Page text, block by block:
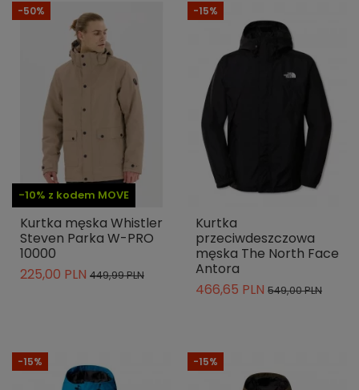
-10% z kodem MOVE
-50%
Kurtka męska Whistler
Steven Parka W-PRO
10000
225,00 PLN 449,99 PLN
-15%
Kurtka
przeciwdeszczowa
męska The North Face
Antora
466,65 PLN 549,00 PLN
-15% -15%